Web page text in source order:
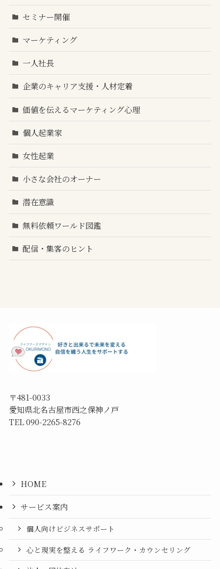
セミナー開催
マーケティング
一人社長
企業のキャリア支援・人材定着
価値を伝えるマーケティング心理
個人起業家
女性起業
小さな会社のオーナー
潜在意識
無料依頼ワールド図鑑
配信・集客のヒント
〒481-0033
愛知県北名古屋市西之保神ノ戸
TEL 090-2265-8276
HOME
サービス案内
個人向けビジネスサポート
心と現実を整える ライフワーク・カウンセリング